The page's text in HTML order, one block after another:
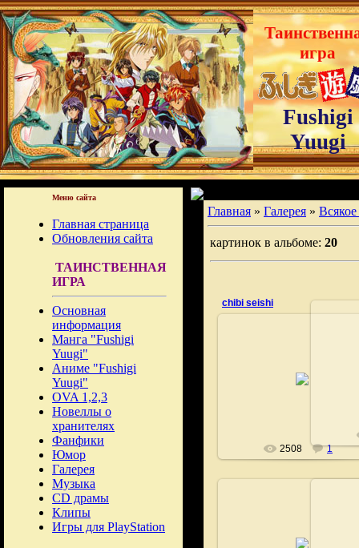
игра
Fushigi
Yuugi
Меню сайта
Главная страница
Обновления сайта
ТАИНСТВЕННАЯ
ИГРА
Основная
информация
Манга "Fushigi
Yuugi"
Аниме "Fushigi
Yuugi"
OVA 1,2,3
Новеллы о
хранителях
Фанфики
Юмор
Галерея
Музыка
CD драмы
Клипы
Игры для PlayStation
Главная » Галерея » Всякое
картинок в альбоме: 20
chibi seishi
2508 1